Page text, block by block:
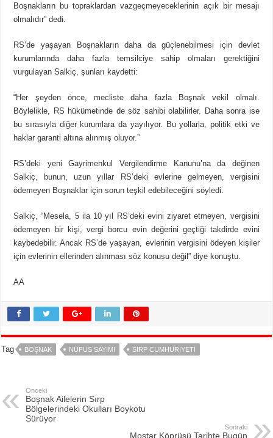
Boşnakların bu topraklardan vazgeçmeyeceklerinin açık bir mesajı
olmalıdır” dedi.
RS’de yaşayan Boşnakların daha da güçlenebilmesi için devlet
kurumlarında daha fazla temsilciye sahip olmaları gerektiğini
vurgulayan Salkiç, şunları kaydetti:
“Her şeyden önce, mecliste daha fazla Boşnak vekil olmalı.
Böylelikle, RS hükümetinde de söz sahibi olabilirler. Daha sonra ise
bu sırasıyla diğer kurumlara da yayılıyor. Bu yollarla, politik etki ve
haklar garanti altına alınmış oluyor.”
RS’deki yeni Gayrimenkul Vergilendirme Kanunu’na da değinen
Salkiç, bunun, uzun yıllar RS’deki evlerine gelmeyen, vergisini
ödemeyen Boşnaklar için sorun teşkil edebileceğini söyledi.
Salkiç, “Mesela, 5 ila 10 yıl RS’deki evini ziyaret etmeyen, vergisini
ödemeyen bir kişi, vergi borcu evin değerini geçtiği takdirde evini
kaybedebilir. Ancak RS’de yaşayan, evlerinin vergisini ödeyen kişiler
için evlerinin ellerinden alınması söz konusu değil” diye konuştu.
AA
Tag BOŞNAK NÜFUS SAYIMI SIRP CUMHURIYETI
Önceki
Boşnak Ailelerin Sırp
Bölgelerindeki Okulları Boykotu
Sürüyor
Sonraki
Mostar Köprüsü Tarihte Bugün